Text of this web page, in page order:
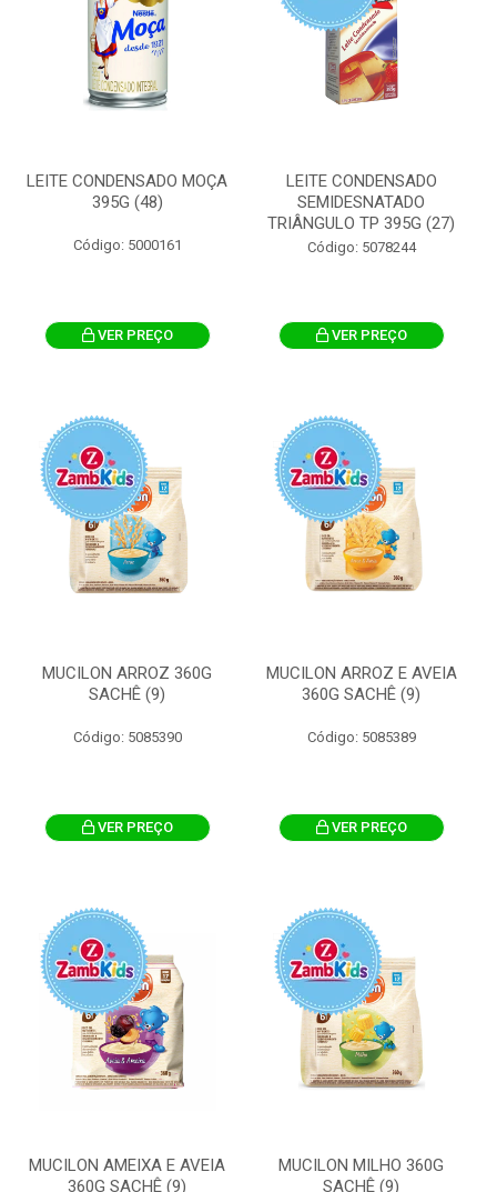
LEITE CONDENSADO MOÇA
395G (48)
Código: 5000161
VER PREÇO
LEITE CONDENSADO
SEMIDESNATADO
TRIÂNGULO TP 395G (27)
Código: 5078244
VER PREÇO
MUCILON ARROZ 360G
SACHÊ (9)
Código: 5085390
VER PREÇO
MUCILON ARROZ E AVEIA
360G SACHÊ (9)
Código: 5085389
VER PREÇO
MUCILON AMEIXA E AVEIA
360G SACHÊ (9)
MUCILON MILHO 360G
SACHÊ (9)